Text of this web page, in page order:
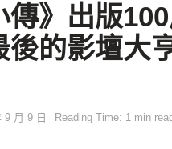
傳》出版
的影壇大
9 月 9 日 Reading Time: 1 min